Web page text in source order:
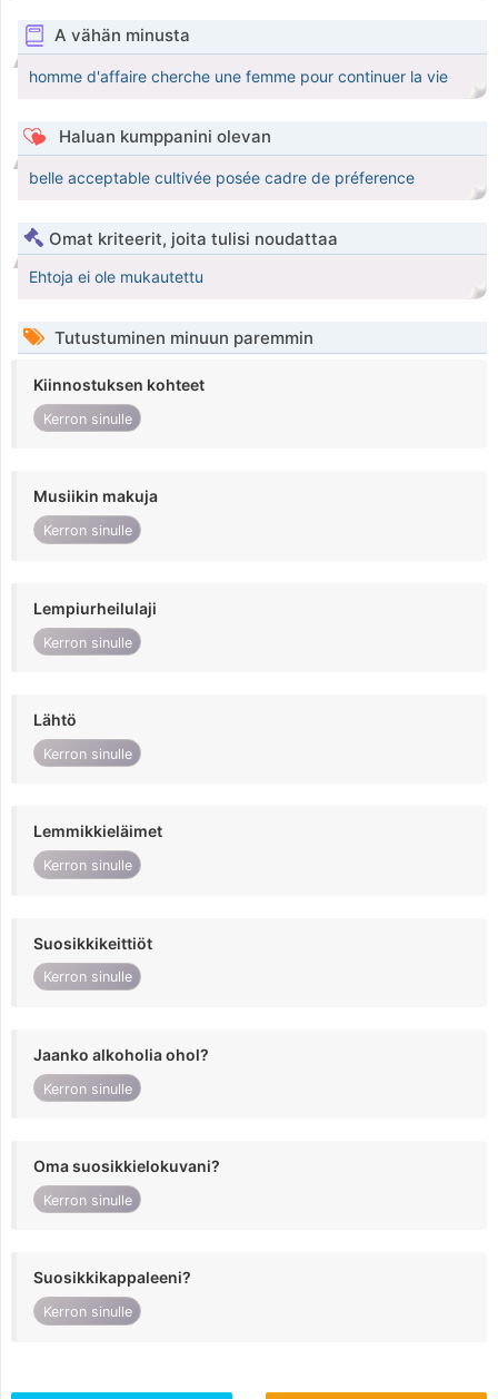
A vähän minusta
homme d'affaire cherche une femme pour continuer la vie
Haluan kumppanini olevan
belle acceptable cultivée posée cadre de préference
Omat kriteerit, joita tulisi noudattaa
Ehtoja ei ole mukautettu
Tutustuminen minuun paremmin
Kiinnostuksen kohteet
Kerron sinulle
Musiikin makuja
Kerron sinulle
Lempiurheilulaji
Kerron sinulle
Lähtö
Kerron sinulle
Lemmikkieläimet
Kerron sinulle
Suosikkikeittiöt
Kerron sinulle
Jaanko alkoholia ohol?
Kerron sinulle
Oma suosikkielokuvani?
Kerron sinulle
Suosikkikappaleeni?
Kerron sinulle